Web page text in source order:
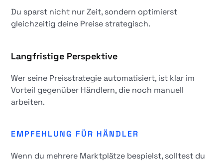
Du sparst nicht nur Zeit, sondern optimierst
gleichzeitig deine Preise strategisch.
Langfristige Perspektive
Wer seine Preisstrategie automatisiert, ist klar im
Vorteil gegenüber Händlern, die noch manuell
arbeiten.
EMPFEHLUNG FÜR HÄNDLER
Wenn du mehrere Marktplätze bespielst, solltest du